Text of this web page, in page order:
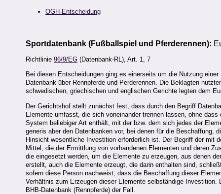
OGH-Entscheidung
Sportdatenbank (Fußballspiel und Pferderennen):
Richtlinie 96/9/EG (Datenbank-RL), Art. 1, 7
Bei diesen Entscheidungen ging es einerseits um die Nutzung
Datenbank über Rennpferde und Perderennen. Die Beklagten
schwedischen, griechischen und englischen Gerichte legten dem
Der Gerichtshof stellt zunächst fest, dass durch den Begriff
Elemente umfasst, die sich voneinander trennen lassen, ohne
System beliebiger Art enthält, mit der bzw. dem sich jedes der
generis aber den Datenbanken vor, bei denen für die Beschaffung,
Hinsicht wesentliche Investition erforderlich ist. Der Begriff der mit
Mittel, die der Ermittlung von vorhandenen Elementen und deren
die eingesetzt werden, um die Elemente zu erzeugen, aus denen
erstellt, auch die Elemente erzeugt, die darin enthalten sind,
sofern diese Person nachweist, dass die Beschaffung dieser
Verhältnis zum Erzeugen dieser Elemente selbständige
BHB-Datenbank (Rennpferde) der Fall.